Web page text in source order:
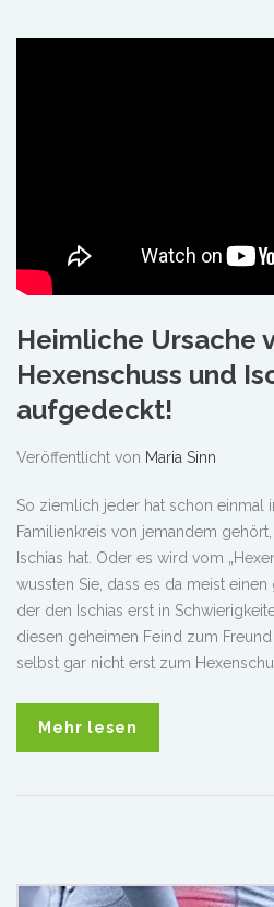
Heimliche Ursache
Hexenschuss und
aufgedeckt!
Veröffentlicht von Maria Sinn
So ziemlich jeder hat schon einmal
Familienkreis von jemandem
Ischias hat. Oder es wird vom
wussten Sie, dass es da meist
der den Ischias erst in
diesen geheimen Feind zum
selbst gar nicht erst zum
Mehr lesen